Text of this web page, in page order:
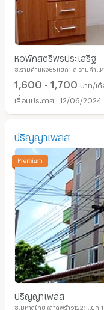
หอพักสตรีพรประเสริฐ
ซ.รามคำแหง65แยก1 ถ.รามคำแ
1,600 - 1,700 บาท/เดื
12/06/2024
ปริญญาเพลส
ปริญญาเพลส
ซ.มหาดไทย (ลาดพร้าว122) แยก